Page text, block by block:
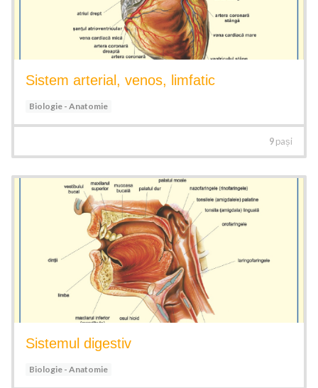
Sistem arterial, venos, limfatic
Biologie - Anatomie
9pași
Sistemul digestiv
Biologie - Anatomie